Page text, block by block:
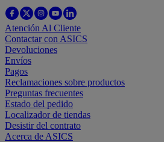
Atención Al Cliente
Contactar con ASICS
Devoluciones
Envíos
Pagos
Reclamaciones sobre productos
Preguntas frecuentes
Estado del pedido
Localizador de tiendas
Desistir del contrato
Acerca de ASICS